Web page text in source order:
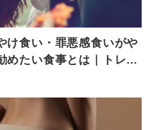
け食い・罪悪感食いがや
めたい食事とは｜トレー